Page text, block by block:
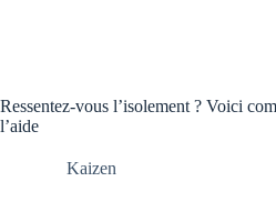
Ressentez-vous l’isolement ? Voici
l’aide
Kaizen